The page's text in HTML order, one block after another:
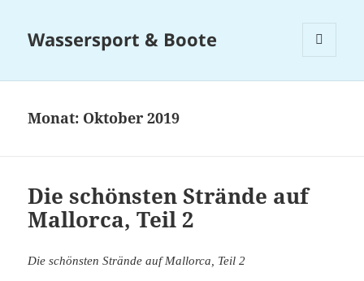
Wassersport & Boote
Monat: Oktober 2019
Die schönsten Strände auf
Mallorca, Teil 2
Die schönsten Strände auf Mallorca, Teil 2